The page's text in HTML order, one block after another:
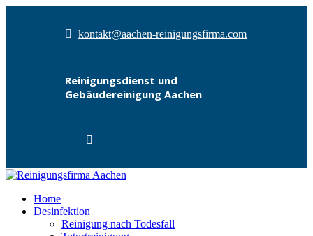
kontakt@aachen-reinigungsfirma.com
Reinigungsdienst und
Gebäudereinigung Aachen
Home
Desinfektion
Reinigung nach Todesfall